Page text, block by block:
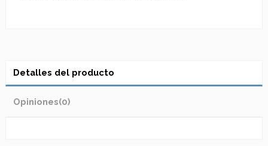
Detalles del producto
Opiniones(0)